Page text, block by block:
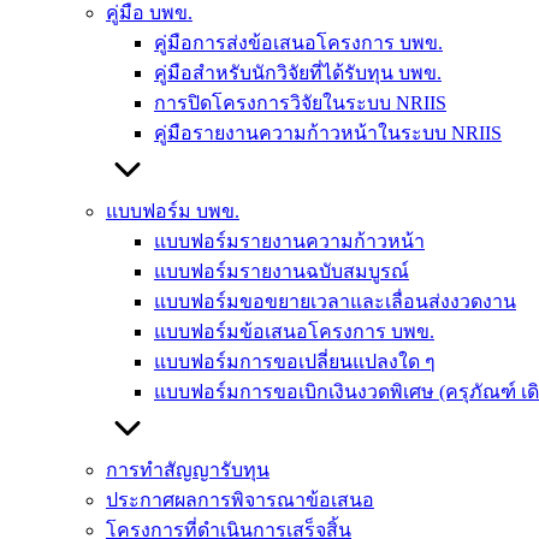
คู่มือ บพข.
คู่มือการส่งข้อเสนอโครงการ บพข.
คู่มือสำหรับนักวิจัยที่ได้รับทุน บพข.
การปิดโครงการวิจัยในระบบ NRIIS
คู่มือรายงานความก้าวหน้าในระบบ NRIIS
แบบฟอร์ม บพข.
แบบฟอร์มรายงานความก้าวหน้า
แบบฟอร์มรายงานฉบับสมบูรณ์
แบบฟอร์มขอขยายเวลาและเลื่อนส่งงวดงาน
แบบฟอร์มข้อเสนอโครงการ บพข.
แบบฟอร์มการขอเปลี่ยนแปลงใด ๆ
แบบฟอร์มการขอเบิกเงินงวดพิเศษ (ครุภัณฑ์ เ
การทำสัญญารับทุน
ประกาศผลการพิจารณาข้อเสนอ
โครงการที่ดำเนินการเสร็จสิ้น